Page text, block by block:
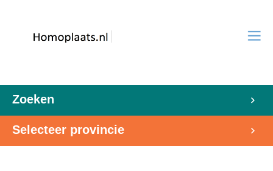
Zoeken
Selecteer provincie